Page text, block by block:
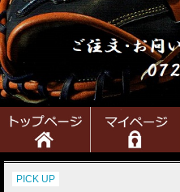
PICK UP